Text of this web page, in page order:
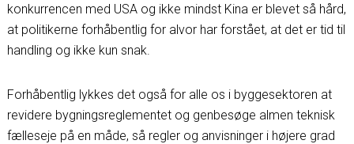
konkurrencen med USA og ikke mindst Kina er blevet så hård,
at politikerne forhåbentlig for alvor har forstået, at det er tid til
handling og ikke kun snak.
Forhåbentlig lykkes det også for alle os i byggesektoren at
revidere bygningsreglementet og genbesøge almen teknisk
fælleseje på en måde, så regler og anvisninger i højere grad